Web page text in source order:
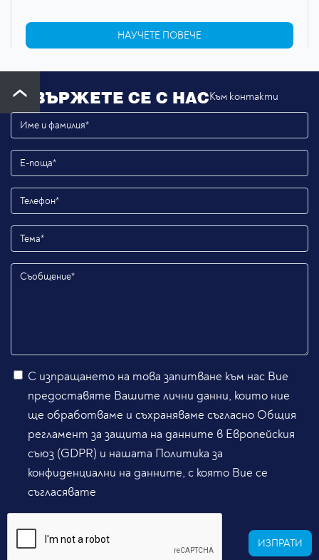
НАУЧЕТЕ ПОВЕЧЕ
СВЪРЖЕТЕ СЕ С НАСКъм контакти
С изпращането на това запитване към нас Вие
предоставяте Вашите лични данни, които ние
ще обработваме и съхраняваме съгласно Общия
регламент за защита на данните в Европейския
съюз (GDPR) и нашата Политика за
конфиденциални на данните, с която Вие се
съгласявате
ИЗПРАТИ